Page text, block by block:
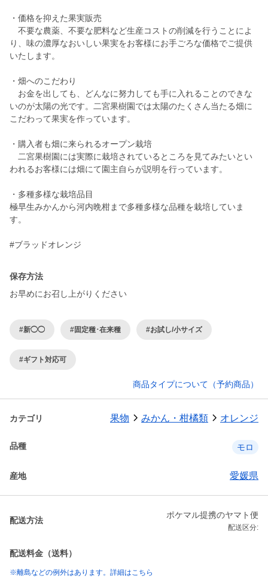
・価格を抑えた果実販売
不要な農薬、不要な肥料など生産コストの削減を行うことによ
り、味の濃厚なおいしい果実をお客様にお手ごろな価格でご提供
いたします。
・畑へのこだわり
お金を出しても、どんなに努力しても手に入れることのできな
いのが太陽の光です。二宮果樹園では太陽のたくさん当たる畑に
こだわって果実を作っています。
・購入者も畑に来られるオープン栽培
二宮果樹園には実際に栽培されているところを見てみたいとい
われるお客様には畑にて園主自らが説明を行っています。
・多種多様な栽培品目
極早生みかんから河内晩柑まで多種多様な品種を栽培していま
す。
保存方法
お早めにお召し上がりください
#新◯◯ #固定種･在来種 #お試し/小サイズ
#ギフト対応可
商品タイプについて（予約商品）
カテゴリ 果物 みかん・柑橘類 オレンジ
品種 モロ
産地 愛媛県
配送方法
ポケマル提携のヤマト便
配送区分:
配送料金（送料）
※離島などの例外はあります。詳細はこちら